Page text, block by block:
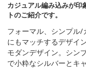
カジュアル編み込みが印
トのご紹介です。
フォーマル、シンプル/
にもマッチするデザイ
モダンデザイン。シン
で小粋なシルバーとキ